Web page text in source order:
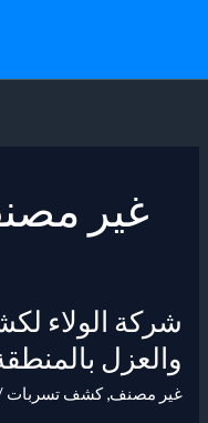
غير
شركة الولاء
والعزل
غير مصنف,كشف تسربات
شركة
الولاء
لكشف
تسربات